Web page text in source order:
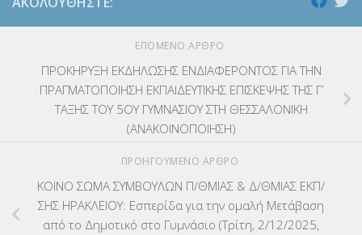
ΕΠΌΜΕΝΟ ΆΡΘΡΟ
ΠΡΟΚΗΡΥΞΗ ΕΚΔΗΛΩΣΗΣ ΕΝΔΙΑΦΕΡΟΝΤΟΣ ΓΙΑ ΤΗΝ
ΠΡΑΓΜΑΤΟΠΟΙΗΣΗ ΕΚΠΑΙΔΕΥΤΙΚΗΣ ΕΠΙΣΚΕΨΗΣ ΤΗΣ Γ’
ΤΑΞΗΣ ΤΟΥ 5ΟΥ ΓΥΜΝΑΣΙΟΥ ΣΤΗ ΘΕΣΣΑΛΟΝΙΚΗ
(ΑΝΑΚΟΙΝΟΠΟΙΗΣΗ)
ΠΡΟΗΓΟΎΜΕΝΟ ΆΡΘΡΟ
ΚΟΙΝΟ ΣΩΜΑ ΣΥΜΒΟΥΛΩΝ Π/ΘΜΙΑΣ & Δ/ΘΜΙΑΣ ΕΚΠ/
ΣΗΣ ΗΡΑΚΛΕΙΟΥ: Εσπερίδα για την ομαλή Μετάβαση
από το Δημοτικό στο Γυμνάσιο (Τρίτη, 2/12/2025,